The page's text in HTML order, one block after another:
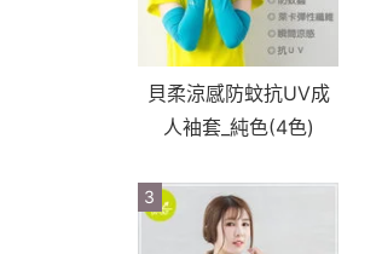
貝柔涼感防蚊抗UV成
人袖套_純色(4色)
3